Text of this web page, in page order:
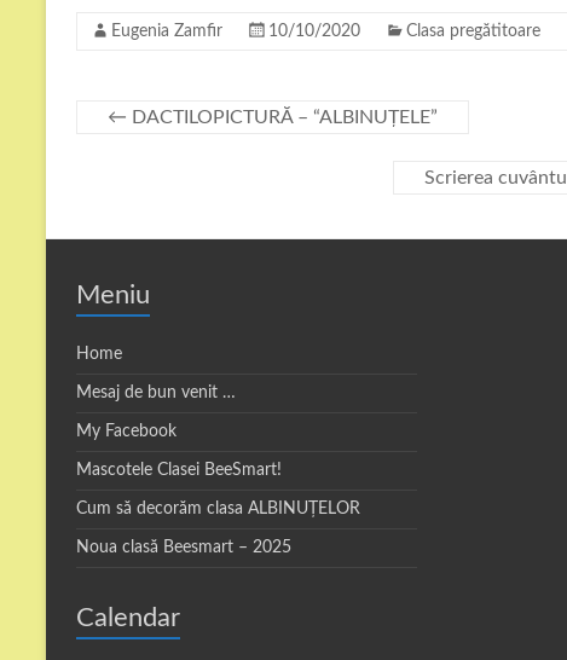
Eugenia Zamfir 10/10/2020 Clasa pregătitoare
← DACTILOPICTURĂ – “ALBINUȚELE”
Scrierea
Meniu
Home
Mesaj de bun venit …
My Facebook
Mascotele Clasei BeeSmart!
Cum să decorăm clasa ALBINUȚELOR
Noua clasă Beesmart – 2025
Calendar